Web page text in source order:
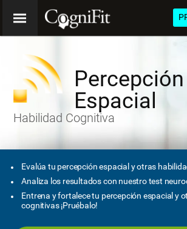
Percepción
Espacial
Habilidad Cognitiva
Evalúa tu percepción espacial y otras
Analiza los resultados con nuestro test
Entrena y fortalece tu percepción espacial y
cognitivas ¡Pruébalo!